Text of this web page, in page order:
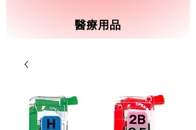
醫療用品